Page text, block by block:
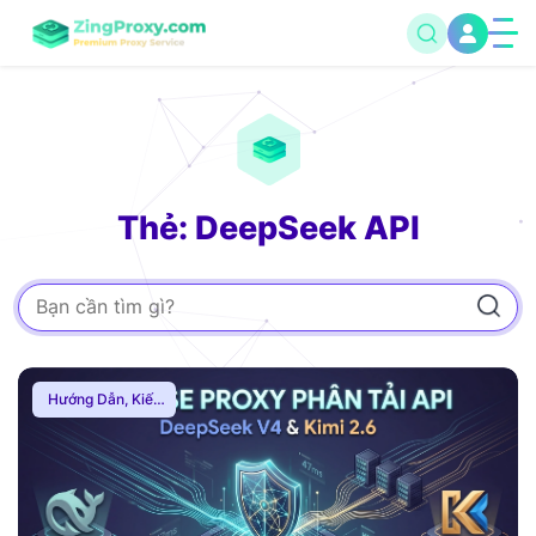
Thẻ: DeepSeek API
Hướng Dẫn, Kiến
Thức Proxy